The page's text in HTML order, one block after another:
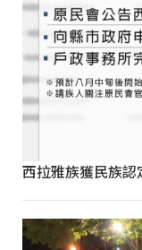
西拉雅族獲民族